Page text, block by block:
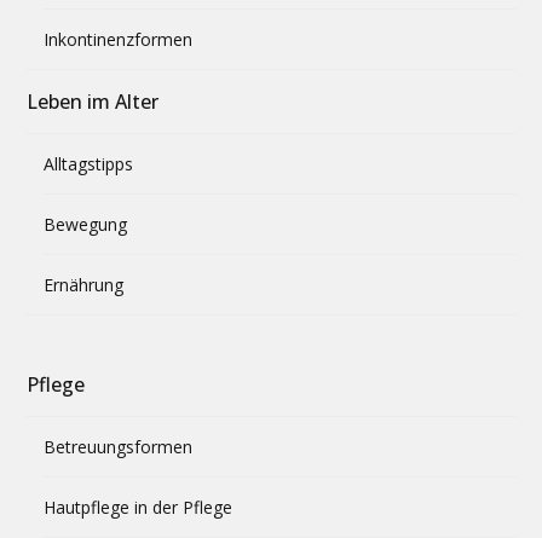
Inkontinenzformen
Leben im Alter
Alltagstipps
Bewegung
Ernährung
Pflege
Betreuungsformen
Hautpflege in der Pflege